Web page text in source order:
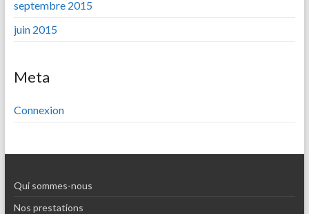
septembre 2015
juin 2015
Meta
Connexion
Qui sommes-nous
Nos prestations